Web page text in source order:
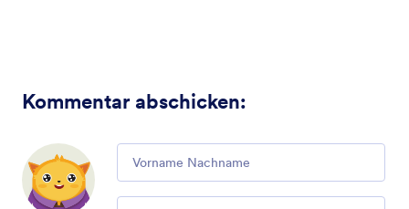
Kommentar abschicken:
Comment
Email